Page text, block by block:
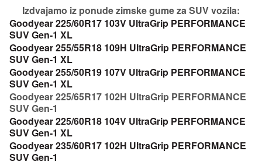
Izdvajamo iz ponude zimske gume za SUV vozila:
Goodyear225/60R17 103V UltraGrip PERFORMANCE
SUV Gen-1 XL
Goodyear255/55R18 109H UltraGrip PERFORMANCE
SUV Gen-1 XL
Goodyear255/50R19 107V UltraGrip PERFORMANCE
SUV Gen-1 XL
Goodyear225/65R17 102H UltraGrip PERFORMANCE
SUV Gen-1
Goodyear225/60R18 104V UltraGrip PERFORMANCE
SUV Gen-1 XL
Goodyear235/60R17 102H UltraGrip PERFORMANCE
SUV Gen-1